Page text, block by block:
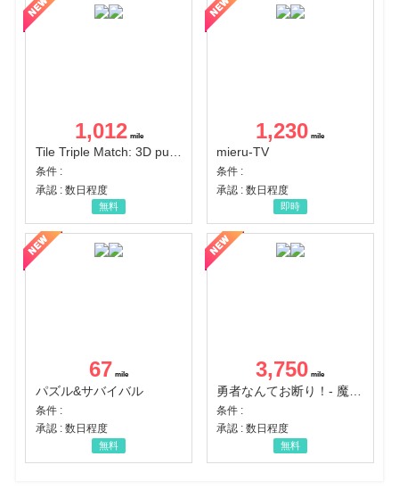
1,012
Tile Triple Match: 3D puzzle
条件 :
承認 : 数日程度
無料
1,230
mieru-TV
条件 :
承認 : 数日程度
即時
67
パズル&サバイバル
条件 :
承認 : 数日程度
無料
3,750
条件 :
承認 : 数日程度
無料